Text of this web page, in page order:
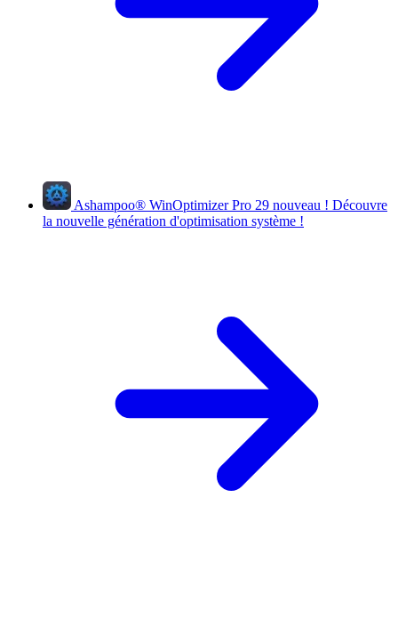
Ashampoo® WinOptimizer Pro 29 nouveau ! Découvre
la nouvelle génération d'optimisation système !